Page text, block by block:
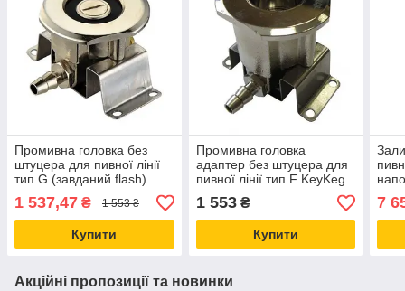
Промивна головка без
штуцера для пивної лінії
тип G (завданий flash)
1 537,47 ₴ 1 553 ₴
Купити
Промивна головка
адаптер без штуцера для
пивної лінії тип F KeyKeg
1 553₴
Купити
7
Акційні пропозиції та новинки